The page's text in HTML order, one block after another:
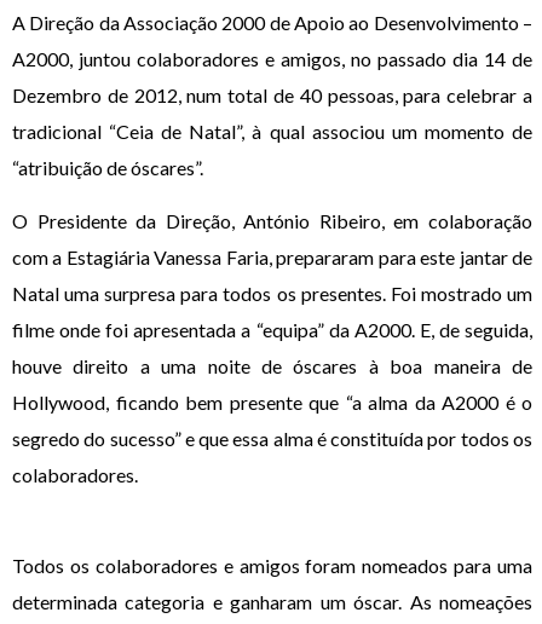
A Direção da Associação 2000 de Apoio ao Desenvolvimento –
A2000, juntou colaboradores e amigos, no passado dia 14 de
Dezembro de 2012, num total de 40 pessoas, para celebrar a
tradicional “Ceia de Natal”, à qual associou um momento de
“atribuição de óscares”.
O Presidente da Direção, António Ribeiro, em colaboração
com a Estagiária Vanessa Faria, prepararam para este jantar de
Natal uma surpresa para todos os presentes. Foi mostrado um
filme onde foi apresentada a “equipa” da A2000. E, de seguida,
houve direito a uma noite de óscares à boa maneira de
Hollywood, ficando bem presente que “a alma da A2000 é o
segredo do sucesso” e que essa alma é constituída por todos os
colaboradores.
Todos os colaboradores e amigos foram nomeados para uma
determinada categoria e ganharam um óscar. As nomeações